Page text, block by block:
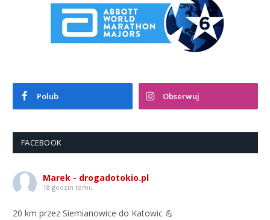
Polub Obserwuj
FACEBOOK
Marek - drogadotokio.pl
18 godzin temu
20 km przez Siemianowice do Katowic 💪